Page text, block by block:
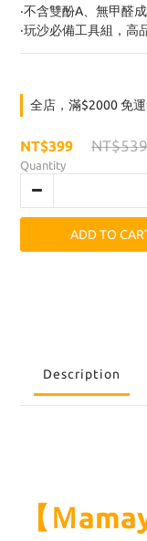
‧不含雙酚A、無甲醛
‧玩沙必備工具組，高
全店，滿$2000 免
NT$399 NT$539
Quantity
ADD TO
Description
【Ｍ